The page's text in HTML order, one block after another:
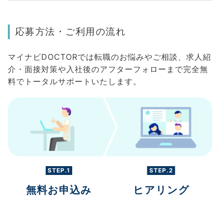
応募方法・ご利用の流れ
マイナビDOCTORでは転職のお悩みやご相談、求人紹
介・面接対策や入社後のアフターフォローまで完全無
料でトータルサポートいたします。
STEP.1
無料お申込み
STEP.2
ヒアリング